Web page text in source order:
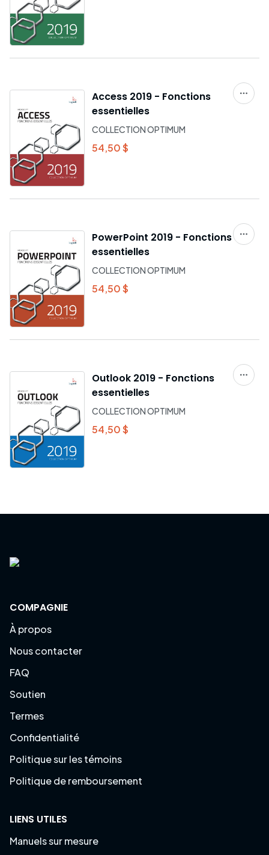
Access 2019 - Fonctions
essentielles
COLLECTION OPTIMUM
54,50 $
PowerPoint 2019 - Fonctions
essentielles
COLLECTION OPTIMUM
54,50 $
Outlook 2019 - Fonctions
essentielles
COLLECTION OPTIMUM
54,50 $
COMPAGNIE
À propos
Nous contacter
FAQ
Soutien
Termes
Confidentialité
Politique sur les témoins
Politique de remboursement
LIENS UTILES
Manuels sur mesure